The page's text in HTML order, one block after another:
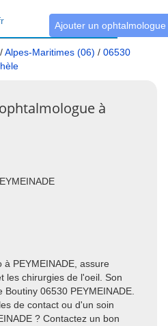
Ajouter un ophtalmologue
/Alpes-Maritimes (06) / 06530
à
PEYMEINADE, assure
les chirurgies de l'oeil. Son
06530 PEYMEINADE.
de contact ou d'un soin
? Contactez un bon